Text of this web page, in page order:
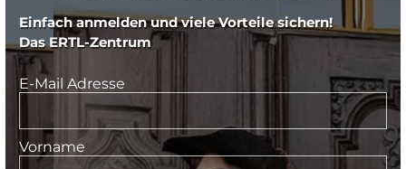
Einfach anmelden und viele Vorteile sichern!
Das ERTL-Zentrum
E-Mail Adresse
Vorname